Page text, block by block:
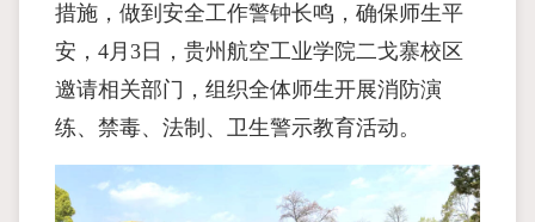
措施，做到安全工作警钟长鸣，确保师生平
安，4月3日，贵州航空工业学院二戈寨校区
邀请相关部门，组织全体师生开展消防演
练、禁毒、法制、卫生警示教育活动。